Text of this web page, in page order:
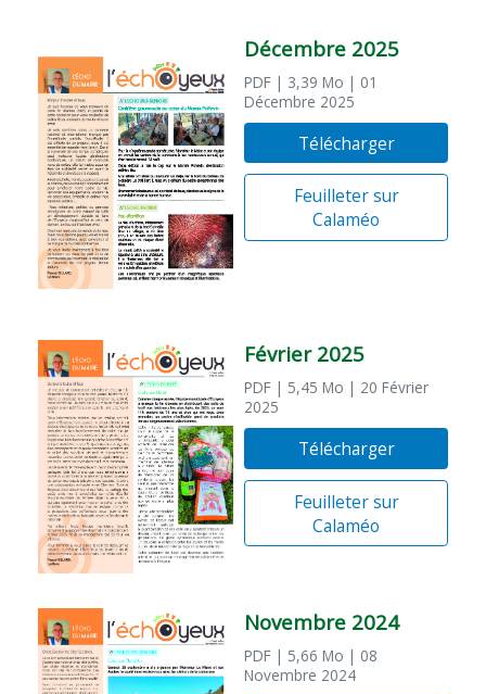
Décembre 2025
PDF | 3,39 Mo | 01
Décembre 2025
Télécharger
Feuilleter sur
Calaméo
Février 2025
PDF | 5,45 Mo | 20 Février
2025
Télécharger
Feuilleter sur
Calaméo
Novembre 2024
PDF | 5,66 Mo | 08
Novembre 2024